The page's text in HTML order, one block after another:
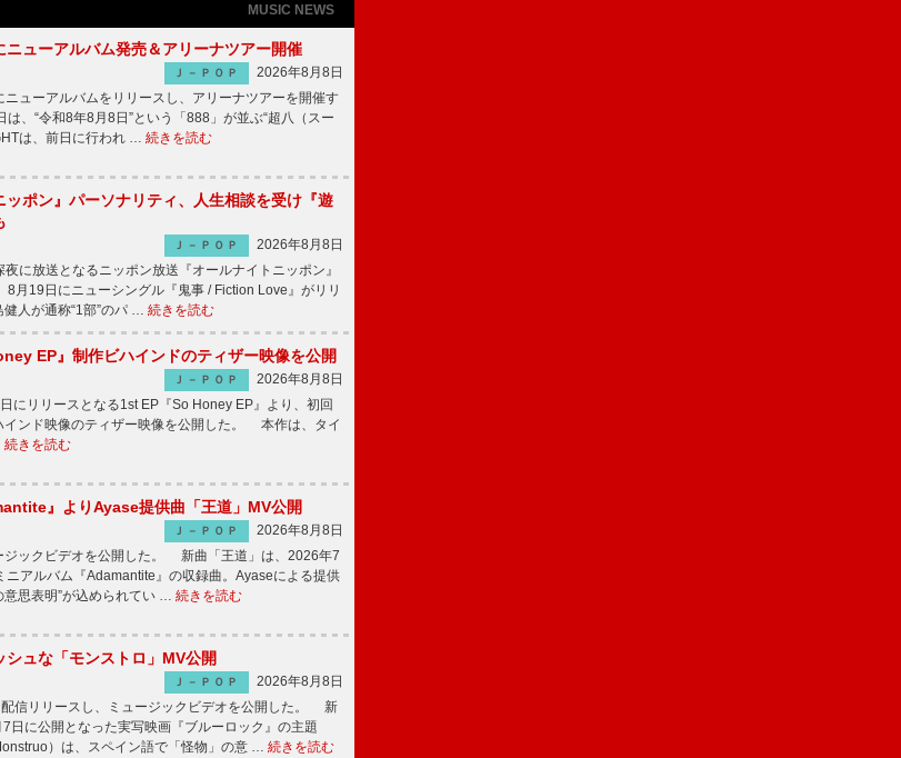
MUSIC NEWS
ューアルバム発売＆アリーナツアー開催
Ｊ－ＰＯＰ
2026年8月8日
ューアルバムをリリースし、アリーナツアーを開催す
、“令和8年8月8日”という「888」が並ぶ“超八（スー
は、前日に行われ … 続きを読む
ポン』パーソナリティ、人生相談を受け『遊
Ｊ－ＰＯＰ
2026年8月8日
に放送となるニッポン放送『オールナイトニッポン』
19日にニューシングル『鬼事 / Fiction Love』がリリ
人が通称“1部”のパ … 続きを読む
EP』制作ビハインドのティザー映像を公開
Ｊ－ＰＯＰ
2026年8月8日
にリリースとなる1st EP『So Honey EP』より、初回
インド映像のティザー映像を公開した。 本作は、タイ
続きを読む
』よりAyase提供曲「王道」MV公開
Ｊ－ＰＯＰ
2026年8月8日
ックビデオを公開した。 新曲「王道」は、2026年7
ニアルバム『Adamantite』の収録曲。Ayaseによる提供
意思表明”が込められてい … 続きを読む
ュな「モンストロ」MV公開
Ｊ－ＰＯＰ
2026年8月8日
信リリースし、ミュージックビデオを公開した。 新
日に公開となった実写映画『ブルーロック』の主題
）は、スペイン語で「怪物」の意 … 続きを読む